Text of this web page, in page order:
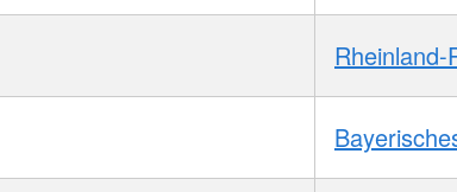
Rheinland-